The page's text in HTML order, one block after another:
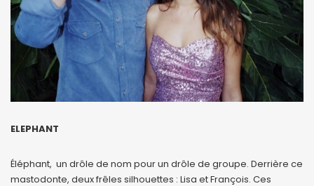
ELEPHANT
Éléphant, un drôle de nom pour un drôle de groupe. Derrière ce
mastodonte, deux frêles silhouettes : Lisa et François. Ces